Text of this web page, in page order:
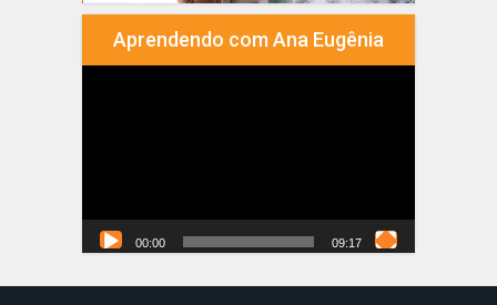
Aprendendo com Ana Eugênia
00:00 09:17